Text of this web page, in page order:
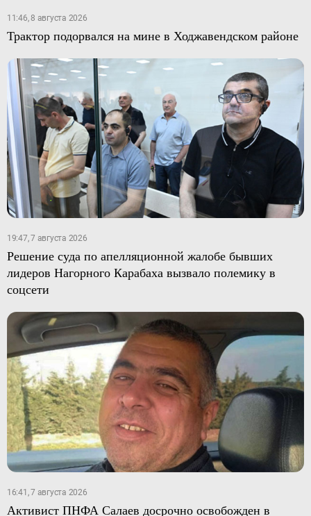
11:46, 8 августа 2026
Трактор подорвался на мине в Ходжавендском районе
19:47, 7 августа 2026
Решение суда по апелляционной жалобе бывших
лидеров Нагорного Карабаха вызвало полемику в
соцсети
16:41, 7 августа 2026
Активист ПНФА Салаев досрочно освобожден в